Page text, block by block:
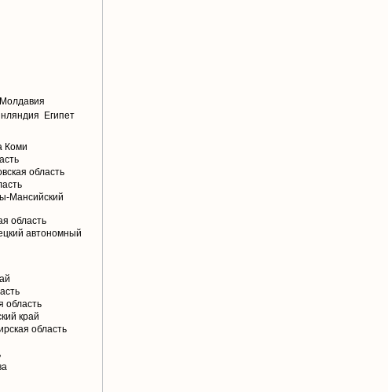
Молдавия
Египет
Коми
область
Мансийский
область
автономный
область
край
область